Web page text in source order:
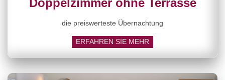
die preiswerteste Übernachtung
ERFAHREN SIE MEHR